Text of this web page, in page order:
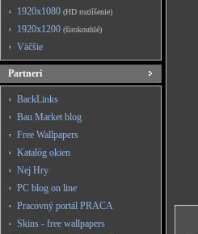
1920x1080 (HD rozlíšenie)
1920x1200 (širokouhlé)
Väčšie
Partneri
BackLinks
Bau Market blog
Free Wallpapers
Katalóg okien
Nej Hry
PC blog on line
Pracovný portál PRACA
Skins - free wallpapers